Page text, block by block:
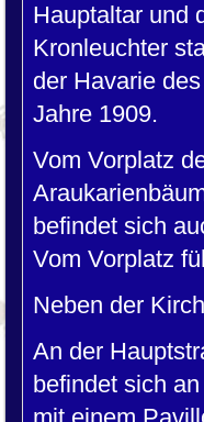
Hauptaltar und
Kronleuchter
der Havarie
Jahre 1909.
Vom Vorplatz
befindet sich
Vom Vorplatz
Neben der
An der
befindet sich